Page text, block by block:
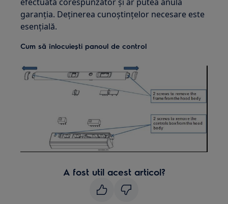
garanția. Deținerea cunoștințelor necesare este
esențială.
Cum să înlocuiești panoul de control
A fost util acest articol?